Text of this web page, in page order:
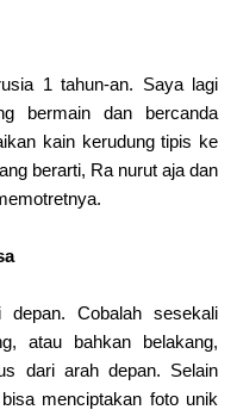
1 tahun-an. Saya lagi
bermain dan bercanda
kain kerudung tipis ke
berarti, Ra nurut aja dan
depan. Cobalah sesekali
atau bahkan belakang,
dari arah depan. Selain
menciptakan foto unik